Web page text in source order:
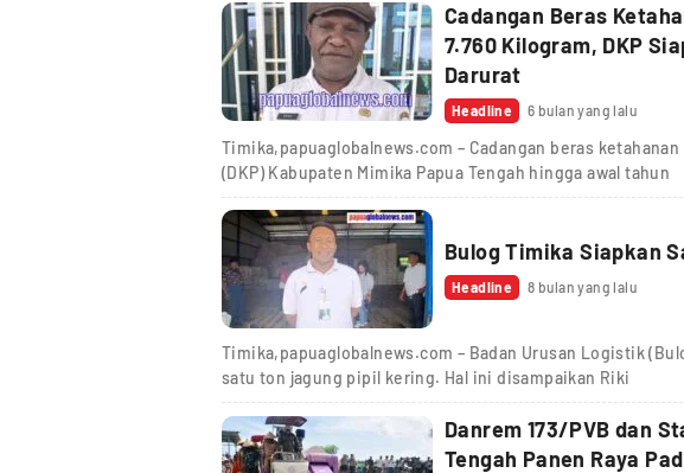
Cadangan Beras
7.760 Kilogram, DKP
Darurat
Headline 6 bulan yang lalu
Timika,papuaglobalnews.com – Cadangan beras
(DKP) Kabupaten Mimika Papua Tengah hingga awal tahun
Bulog Timika Siapkan
Headline 8 bulan yang lalu
Timika,papuaglobalnews.com – Badan Urusan Logistik
satu ton jagung pipil kering. Hal ini disampaikan Riki
Danrem 173/PVB dan
Tengah Panen Raya